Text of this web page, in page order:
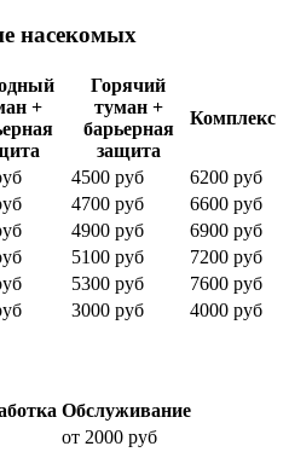
насекомых
+
Горячий
туман +
барьерная
защита
Комплекс
4500 руб
6200 руб
4700 руб
6600 руб
4900 руб
6900 руб
5100 руб
7200 руб
5300 руб
7600 руб
3000 руб 4000 руб
Обслуживание
от 2000 руб